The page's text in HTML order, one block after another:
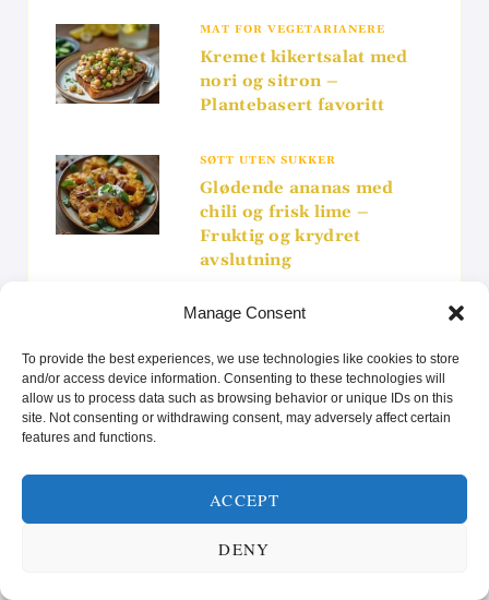
Manage Consent
To provide the best experiences, we use technologies like cookies to store
and/or access device information. Consenting to these technologies will
allow us to process data such as browsing behavior or unique IDs on this
site. Not consenting or withdrawing consent, may adversely affect certain
features and functions.
ACCEPT
DENY
MAT FOR VEGETARIANERE
Kremet kikertsalat med
nori og sitron –
Plantebasert favoritt
SØTT UTEN SUKKER
Glødende ananas med
chili og frisk lime –
Fruktig og krydret
avslutning
Search
for:
SUNN MAT FOR KROPP OG SJEL! 🥗